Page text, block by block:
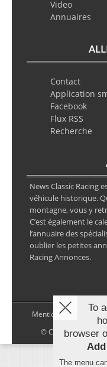
Video
Annuaires
Contact
Application
Facebook
Flux RSS
Recherche
News Classic Racing
véhicule historique.
montagne, vous y
C’est également le
l’annuaire des
oublier les petites
Racing Annonces.
Mentions légales
© Copyright 2026
To
browser
The menu